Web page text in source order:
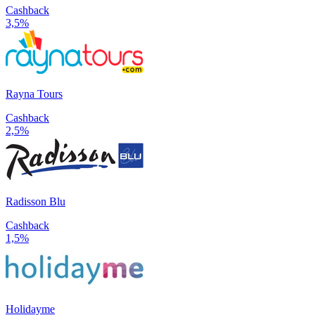
Cashback
3,5%
Rayna Tours
Cashback
2,5%
Radisson Blu
Cashback
1,5%
Holidayme